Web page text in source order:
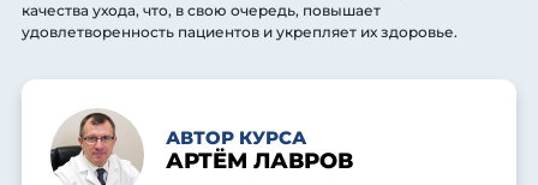
качества ухода, что, в свою очередь, повышает
удовлетворенность пациентов и укрепляет их здоровье.
АВТОР КУРСА
АРТЁМ ЛАВРОВ